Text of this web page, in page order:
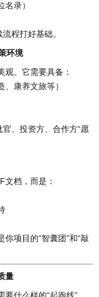
录）
程打好基础。
环境
。它需要具备：
、康养文旅等）
、投资方、合作方“愿
文档，而是：
项目的“智囊团”和“敲
量